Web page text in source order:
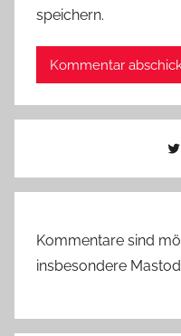
speichern.
Kommentare sind
insbesondere